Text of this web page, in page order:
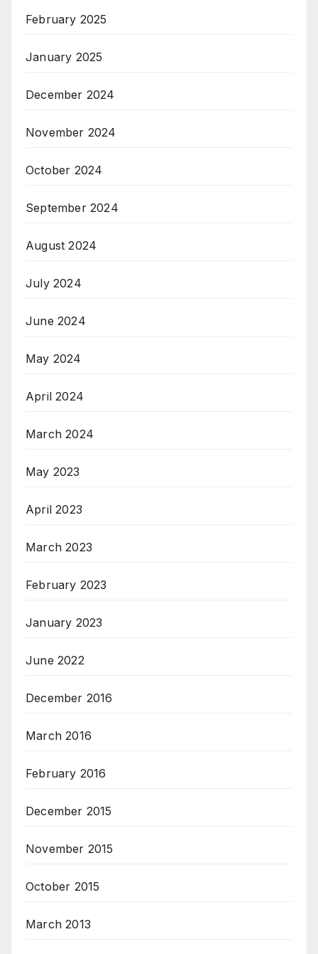
February 2025
January 2025
December 2024
November 2024
October 2024
September 2024
August 2024
July 2024
June 2024
May 2024
April 2024
March 2024
May 2023
April 2023
March 2023
February 2023
January 2023
June 2022
December 2016
March 2016
February 2016
December 2015
November 2015
October 2015
March 2013